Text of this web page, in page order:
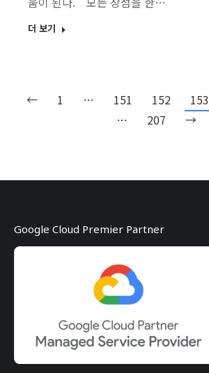
더 보기
← 1 … 151 152 153
…
207 →
Google Cloud Premier Partner